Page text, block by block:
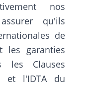
nos
qu'ils
de
les garanties
les Clauses
et l'IDTA du